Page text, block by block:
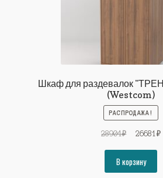
Шкаф для раздевалок
(Westcom)
РАСПРОДАЖА!
28904₽
28904₽.
26681 ₽
В корзину